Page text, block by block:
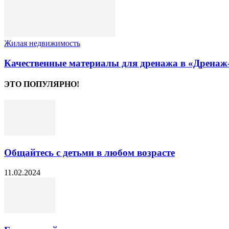
Жилая недвижимость
Качественные материалы для дренажа в
ЭТО ПОПУЛЯРНО!
Общайтесь с детьми в любом возрасте
11.02.2024